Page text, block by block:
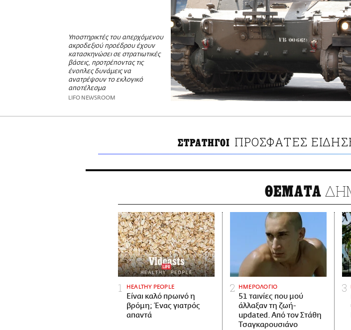
Υποστηρικτές του απερχόμενου
ακροδεξιού προέδρου έχουν
κατασκηνώσει σε στρατιωτικές
βάσεις, προτρέποντας τις
ένοπλες δυνάμεις να
ανατρέψουν το εκλογικό
αποτέλεσμα
LIFO NEWSROOM
ΣΤΡΑΤΗΓΟΙ ΠΡΟΣΦΑΤΕΣ
ΘΕΜΑΤΑ
HEALTHY PEOPLE
Είναι καλό πρωινό η
βρόμη; Ένας γιατρός
απαντά
ΗΜΕΡΟΛΟΓΙΟ
51 ταινίες που μού
άλλαξαν τη ζωή-
updated. Aπό τον Στάθη
Τσαγκαρουσιάνο